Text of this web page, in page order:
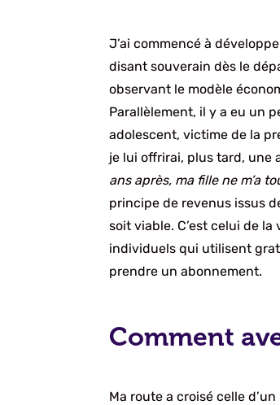
J’ai commencé à
disant souverain dès le
observant le modèle
Parallèlement, il y a eu un
adolescent, victime de la
je lui offrirai, plus tard, une
ans après, ma fille ne m’a
principe de revenus issus
soit viable. C’est celui de
individuels qui utilisent
prendre un abonnement.
Comment
Ma route a croisé celle